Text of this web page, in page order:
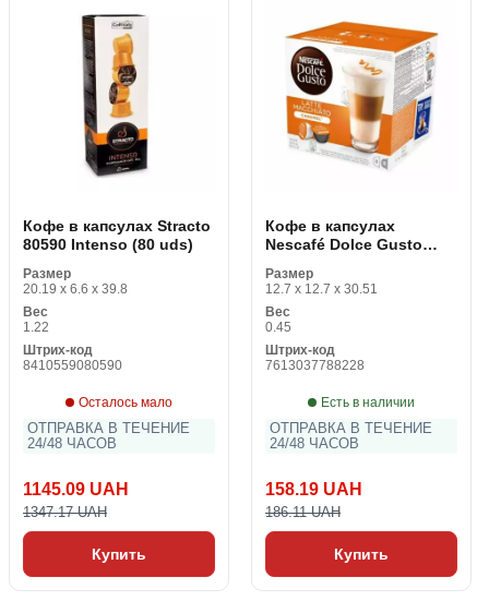
Кофе в капсулах Stracto
80590 Intenso (80 uds)
Размер
20.19 x 6.6 x 39.8
Вес
1.22
Штрих-код
8410559080590
Осталось мало
ОТПРАВКА В ТЕЧЕНИЕ
24/48 ЧАСОВ
1145.09 UAH
1347.17 UAH
Купить
Кофе в капсулах
Nescafé Dolce Gusto
(16 uds) Карамель
Размер
12.7 x 12.7 x 30.51
Вес
0.45
Штрих-код
7613037788228
Есть в наличии
ОТПРАВКА В ТЕЧЕНИЕ
24/48 ЧАСОВ
158.19 UAH
186.11 UAH
Купить